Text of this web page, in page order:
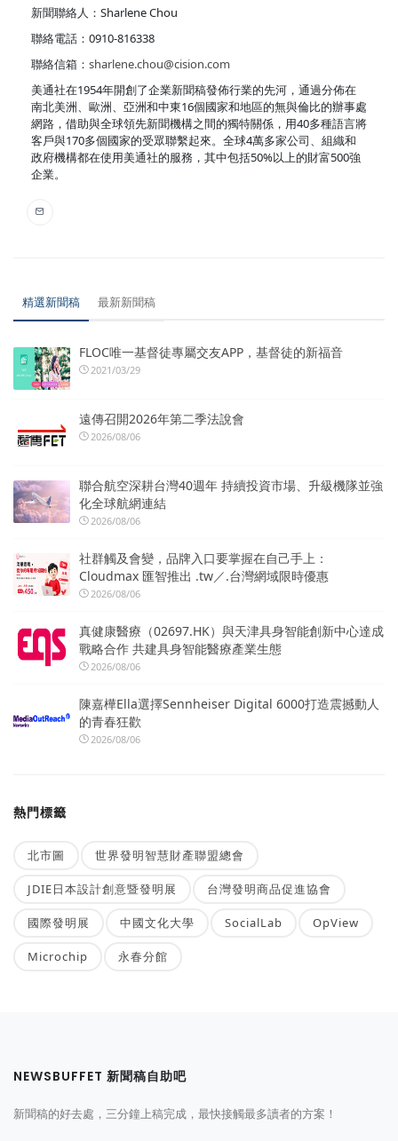
新聞聯絡人：Sharlene Chou
聯絡電話：0910-816338
聯絡信箱： sharlene.chou@cision.com
美通社在1954年開創了企業新聞稿發佈行業的先河，通過分佈在
南北美洲、歐洲、亞洲和中東16個國家和地區的無與倫比的辦事處
網路，借助與全球領先新聞機構之間的獨特關係，用40多種語言將
客戶與170多個國家的受眾聯繫起來。全球4萬多家公司、組織和
政府機構都在使用美通社的服務，其中包括50%以上的財富500強
企業。
精選新聞稿 最新新聞稿
FLOC唯一基督徒專屬交友APP，基督徒的新福音
2021/03/29
遠傳召開2026年第二季法說會
2026/08/06
聯合航空深耕台灣40週年 持續投資市場、升級機隊並強
化全球航網連結
2026/08/06
社群觸及會變，品牌入口要掌握在自己手上：
Cloudmax 匯智推出 .tw／.台灣網域限時優惠
2026/08/06
真健康醫療（02697.HK）與天津具身智能創新中心達成
戰略合作 共建具身智能醫療產業生態
2026/08/06
陳嘉樺Ella選擇Sennheiser Digital 6000打造震撼動人
的青春狂歡
2026/08/06
熱門標籤
北市圖 世界發明智慧財產聯盟總會
JDIE日本設計創意暨發明展 台灣發明商品促進協會
國際發明展 中國文化大學 SocialLab OpView
Microchip 永春分館
NEWSBUFFET 新聞稿自助吧
新聞稿的好去處，三分鐘上稿完成，最快接觸最多讀者的方案！